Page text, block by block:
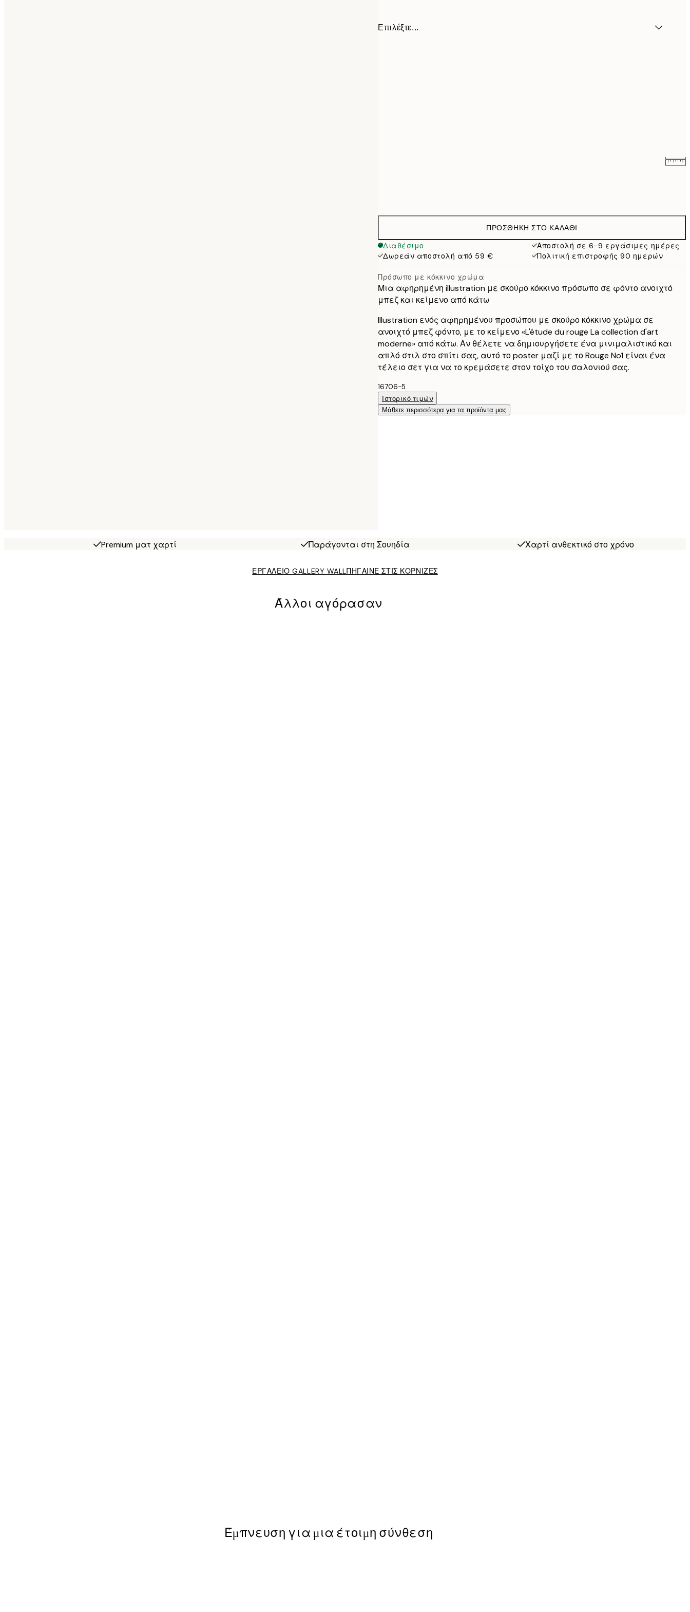
Επιλέξτε...
32,45 €
ΠΡΟΣΘΉΚΗ ΣΤΟ ΚΑΛΆΘΙ
Διαθέσιμο
Αποστολή σε 6-9 εργάσιμες ημέρες
Δωρεάν αποστολή από 59 €
Πολιτική επιστροφής 90 ημερών
Πρόσωπο με κόκκινο χρώμα
Μια αφηρημένη illustration με σκούρο κόκκινο πρόσωπο σε φόντο ανοιχτό
μπεζ και κείμενο από κάτω
Illustration ενός αφηρημένου προσώπου με σκούρο κόκκινο χρώμα σε
ανοιχτό μπεζ φόντο, με το κείμενο «L'étude du rouge La collection d'art
moderne» από κάτω. Αν θέλετε να δημιουργήσετε ένα μινιμαλιστικό και
απλό στιλ στο σπίτι σας, αυτό το poster μαζί με το Rouge No1 είναι ένα
τέλειο σετ για να το κρεμάσετε στον τοίχο του σαλονιού σας.
16706-5
Ιστορικό τιμών
Μάθετε περισσότερα για τα προϊόντα μας
Premium ματ χαρτί Παράγονται στη Σουηδία Χαρτί ανθεκτικό στο χρόνο
ΕΡΓΑΛΕΙΟ GALLERY WALLΠΗΓΑΙΝΕ ΣΤΙΣ ΚΟΡΝΙΖΕΣ
Άλλοι αγόρασαν
Έμπνευση για μια έτοιμη σύνθεση